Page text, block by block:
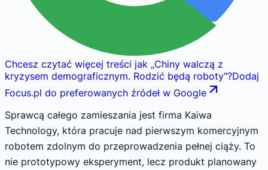
Chcesz czytać więcej treści jak „Chiny walczą z
kryzysem demograficznym. Rodzić będą roboty"?Dodaj
Focus.pl do preferowanych źródeł w Google
Sprawcą całego zamieszania jest firma Kaiwa
Technology, która pracuje nad pierwszym komercyjnym
robotem zdolnym do przeprowadzenia pełnej ciąży. To
nie prototypowy eksperyment, lecz produkt planowany